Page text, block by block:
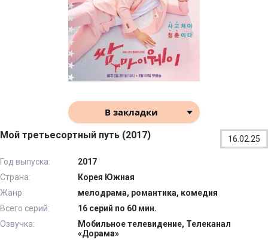
В закладки
Мой третьесортный путь (2017) 16.02.25
Год выпуска:
2017
Страна:
Корея Южная
Жанр:
мелодрама, романтика, комедия
Всего серий:
16 серий по 60 мин.
Озвучка:
Мобильное телевидение, Телеканал
«Дорама»